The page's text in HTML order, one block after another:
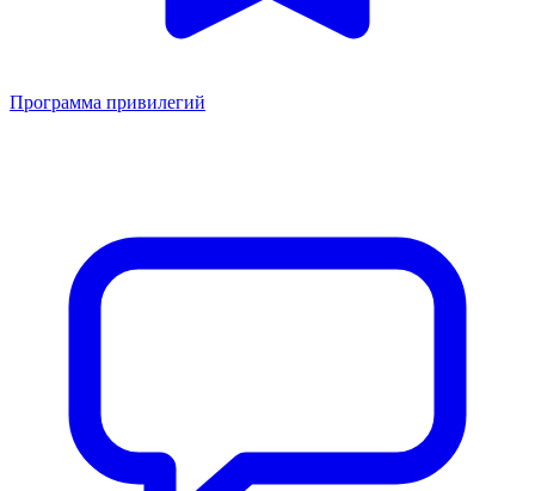
Программа привилегий